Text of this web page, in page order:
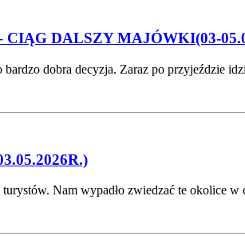
DALSZY MAJÓWKI(03-
dobra decyzja. Zaraz po przyjeździe
Nam wypadło zwiedzać te okolice